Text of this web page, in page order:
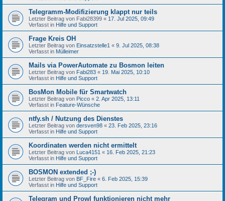
Telegramm-Modifizierung klappt nur teils
Letzter Beitrag von Fabi28399 « 17. Jul 2025, 09:49
Verfasst in Hilfe und Support
Frage Kreis OH
Letzter Beitrag von Einsatzstelle1 « 9. Jul 2025, 08:38
Verfasst in Mülleimer
Mails via PowerAutomate zu Bosmon leiten
Letzter Beitrag von Fabi283 « 19. Mai 2025, 10:10
Verfasst in Hilfe und Support
BosMon Mobile für Smartwatch
Letzter Beitrag von Picco « 2. Apr 2025, 13:11
Verfasst in Feature-Wünsche
ntfy.sh / Nutzung des Dienstes
Letzter Beitrag von dersven98 « 23. Feb 2025, 23:16
Verfasst in Hilfe und Support
Koordinaten werden nicht ermittelt
Letzter Beitrag von Luca4151 « 16. Feb 2025, 21:23
Verfasst in Hilfe und Support
BOSMON extended ;-)
Letzter Beitrag von BF_Fire « 6. Feb 2025, 15:39
Verfasst in Hilfe und Support
Telegram und Prowl funktionieren nicht mehr